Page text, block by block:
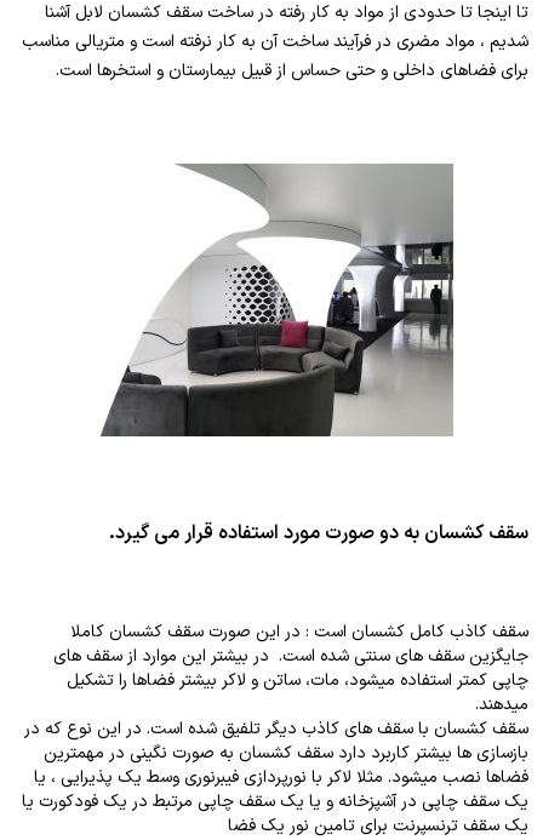
تا اینجا تا حدودی از مواد به کار رفته در ساخت سقف کشسان لابل آشنا
شدیم ، مواد مضری در فرآیند ساخت آن به کار نرفته است و متریالی مناسب
برای فضاهای داخلی و حتی حساس از قبیل بیمارستان و استخرها است.
سقف کشسان به دو صورت مورد استفاده قرار می گیرد.
سقف کاذب کامل کشسان است : در این صورت سقف کشسان کاملا
جایگزین سقف های سنتی شده است. در بیشتر این موارد از سقف های
چاپی کمتر استفاده میشود، مات، ساتن و لاکر بیشتر فضاها را تشکیل
میدهند.
سقف کشسان با سقف های کاذب دیگر تلفیق شده است. در این نوع که در
بازسازی ها بیشتر کاربرد دارد سقف کشسان به صورت نگینی در مهمترین
فضاها نصب میشود. مثلا لاکر با نورپردازی فیبرنوری وسط یک پذیرایی ، یا
یک سقف چاپی در آشپزخانه و یا یک سقف چاپی مرتبط در یک فودکورت یا
یک سقف ترنسپرنت برای تامین نور یک فضا